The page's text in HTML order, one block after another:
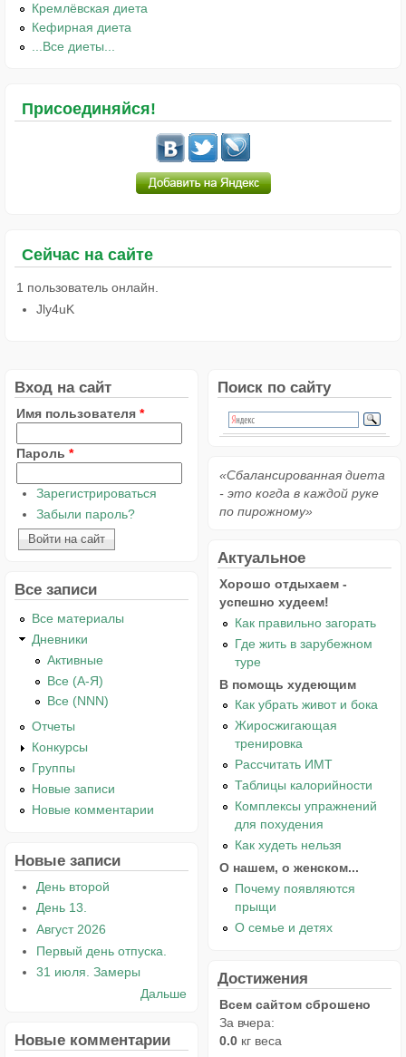
Кремлёвская диета
Кефирная диета
...Все диеты...
Присоединяйся!
Сейчас на сайте
1 пользователь онлайн.
Jly4uK
Вход на сайт
Имя пользователя *
Пароль *
Зарегистрироваться
Забыли пароль?
Все записи
Все материалы
Дневники
Активные
Все (А-Я)
Все (NNN)
Отчеты
Конкурсы
Группы
Новые записи
Новые комментарии
Новые записи
День второй
День 13.
Август 2026
Первый день отпуска.
31 июля. Замеры
Дальше
Новые комментарии
Поиск по сайту
«Сбалансированная диета
- это когда в каждой руке
по пирожному»
Актуальное
Хорошо отдыхаем -
успешно худеем!
Как правильно загорать
Где жить в зарубежном
туре
В помощь худеющим
Как убрать живот и бока
Жиросжигающая
тренировка
Рассчитать ИМТ
Таблицы калорийности
Комплексы упражнений
для похудения
Как худеть нельзя
О нашем, о женском...
Почему появляются
прыщи
О семье и детях
Достижения
Всем сайтом сброшено
За вчера:
0.0 кг веса